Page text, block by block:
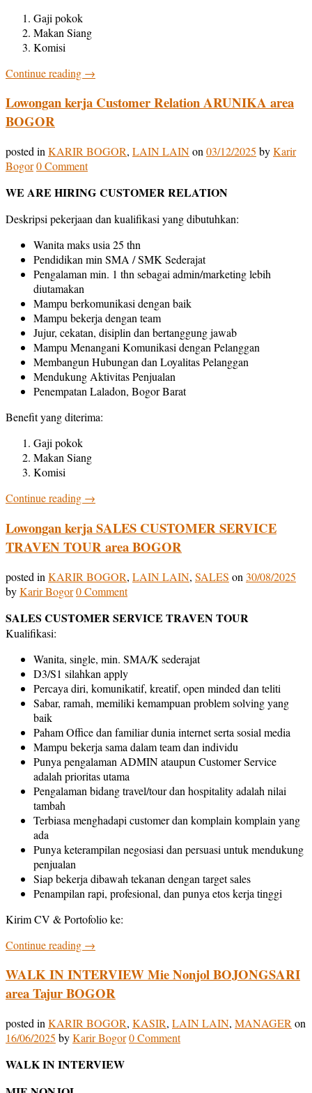
Gaji pokok
Makan Siang
Komisi
Continue reading →
Lowongan kerja Customer Relation ARUNIKA area
BOGOR
posted in KARIR BOGOR, LAIN LAINon 03/12/2025 byKarir
Bogor0 Comment
WE ARE HIRING CUSTOMER RELATION
Deskripsi pekerjaan dan kualifikasi yang dibutuhkan:
Wanita maks usia 25 thn
Pendidikan min SMA / SMK Sederajat
Pengalaman min. 1 thn sebagai admin/marketing lebih
diutamakan
Mampu berkomunikasi dengan baik
Mampu bekerja dengan team
Jujur, cekatan, disiplin dan bertanggung jawab
Mampu Menangani Komunikasi dengan Pelanggan
Membangun Hubungan dan Loyalitas Pelanggan
Mendukung Aktivitas Penjualan
Penempatan Laladon, Bogor Barat
Benefit yang diterima:
Gaji pokok
Makan Siang
Komisi
Continue reading →
Lowongan kerja SALES CUSTOMER SERVICE
TRAVEN TOUR area BOGOR
posted in KARIR BOGOR, LAIN LAIN, SALES on 30/08/2025
byKarir Bogor0 Comment
SALES CUSTOMER SERVICE TRAVEN TOUR
Kualifikasi:
Wanita, single, min. SMA/K sederajat
D3/S1 silahkan apply
Percaya diri, komunikatif, kreatif, open minded dan teliti
Sabar, ramah, memiliki kemampuan problem solving yang
baik
Paham Office dan familiar dunia internet serta sosial media
Mampu bekerja sama dalam team dan individu
Punya pengalaman ADMIN ataupun Customer Service
adalah prioritas utama
Pengalaman bidang travel/tour dan hospitality adalah nilai
tambah
Terbiasa menghadapi customer dan komplain komplain yang
ada
Punya keterampilan negosiasi dan persuasi untuk mendukung
penjualan
Siap bekerja dibawah tekanan dengan target sales
Penampilan rapi, profesional, dan punya etos kerja tinggi
Kirim CV & Portofolio ke:
Continue reading →
WALK IN INTERVIEW Mie Nonjol BOJONGSARI
area Tajur BOGOR
posted in KARIR BOGOR, KASIR, LAIN LAIN, MANAGER on
16/06/2025 byKarir Bogor0 Comment
WALK IN INTERVIEW